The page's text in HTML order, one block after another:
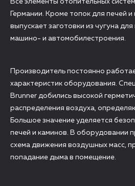
Все элементы отопительных
Германии. Кроме топок для печей
выпускает заготовки из чугуна
машино- и автомобилестроения.
Производитель постоянно
характеристик оборудования.
Brunner добились высокой
распределения воздуха,
Большое значение уделяется
печей и каминов. В оборудовании
схема движения воздушных масс,
попадание дыма в помещение.